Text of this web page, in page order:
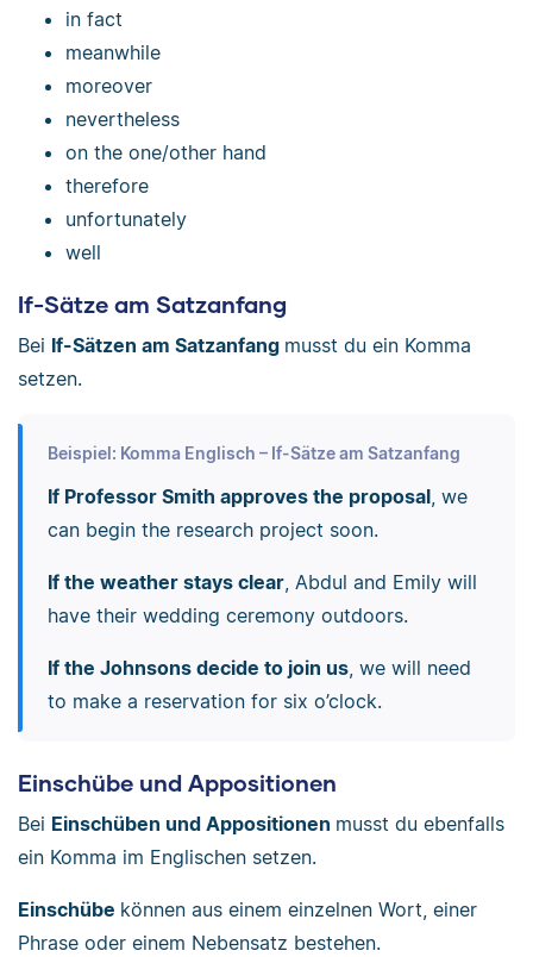
in fact
meanwhile
moreover
nevertheless
on the one/other hand
therefore
unfortunately
well
If-Sätze am Satzanfang
Bei If-Sätzen am Satzanfang musst du ein Komma
setzen.
Beispiel: Komma Englisch – If-Sätze am Satzanfang
If Professor Smith approves the proposal, we
can begin the research project soon.
If the weather stays clear, Abdul and Emily will
have their wedding ceremony outdoors.
If the Johnsons decide to join us, we will need
to make a reservation for six o’clock.
Einschübe und Appositionen
Bei Einschüben und Appositionen musst du ebenfalls
ein Komma im Englischen setzen.
Einschübe können aus einem einzelnen Wort, einer
Phrase oder einem Nebensatz bestehen.